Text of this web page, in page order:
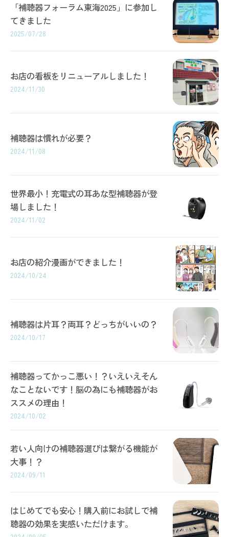
「補聴器フォーラム東海2025」に参加し
てきました
2025/07/28
お店の看板をリニューアルしました！
2024/11/30
補聴器は慣れが必要？
2024/11/08
世界最小！充電式の耳あな型補聴器が登
場しました！
2024/11/02
お店の紹介漫画ができました！
2024/10/24
補聴器は片耳？両耳？どっちがいいの？
2024/10/17
補聴器ってかっこ悪い！？いえいえそん
なことないです！脳の為にも補聴器がお
ススメの理由！
2024/10/02
若い人向けの補聴器選びは繋がる機能が
大事！？
2024/09/11
はじめてでも安心！購入前にお試しで補
聴器の効果を実感いただけます。